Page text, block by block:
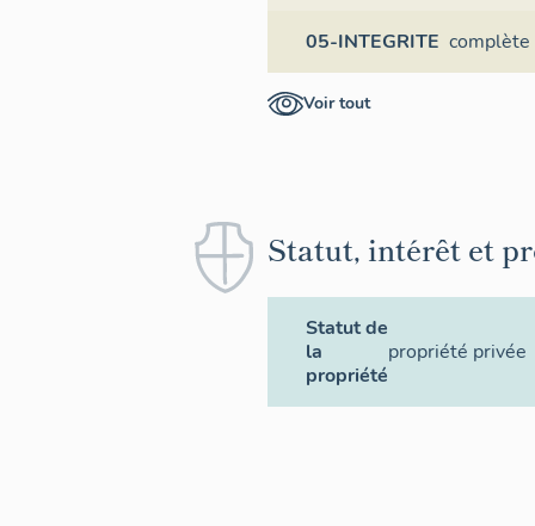
05-INTEGRITE complète
Voir tout
Statut, intérêt et
Statut de
la
propriété
propriété privée